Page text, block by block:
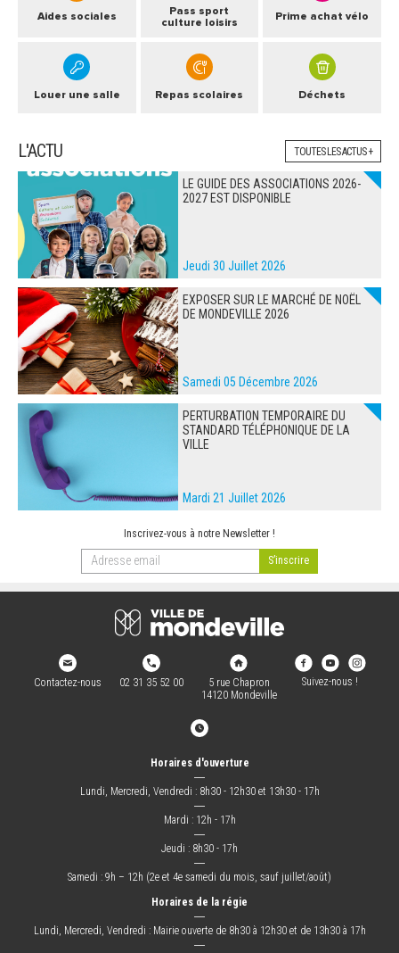
Aides sociales
Pass sport
culture loisirs
Prime achat vélo
Louer une salle Repas scolaires Déchets
L'ACTU TOUTES LES ACTUS +
LE GUIDE DES ASSOCIATIONS 2026-
2027 EST DISPONIBLE
Jeudi 30 Juillet 2026
EXPOSER SUR LE MARCHÉ DE NOËL
DE MONDEVILLE 2026
Samedi 05 Décembre 2026
PERTURBATION TEMPORAIRE DU
STANDARD TÉLÉPHONIQUE DE LA
VILLE
Mardi 21 Juillet 2026
Inscrivez-vous à notre Newsletter !
Contactez-nous 02 31 35 52 00
5 rue Chapron
14120 Mondeville
Suivez-nous !
Horaires d'ouverture
―
Lundi, Mercredi, Vendredi : 8h30 - 12h30 et 13h30 - 17h
―
Mardi : 12h - 17h
―
Jeudi : 8h30 - 17h
―
Samedi : 9h – 12h (2e et 4e samedi du mois, sauf juillet/août)
Horaires de la régie
―
Lundi, Mercredi, Vendredi : Mairie ouverte de 8h30 à 12h30 et de 13h30 à 17h
―